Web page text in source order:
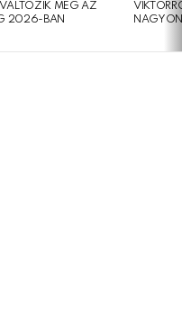
VÁLTOZIK MEG AZ
2026-BAN